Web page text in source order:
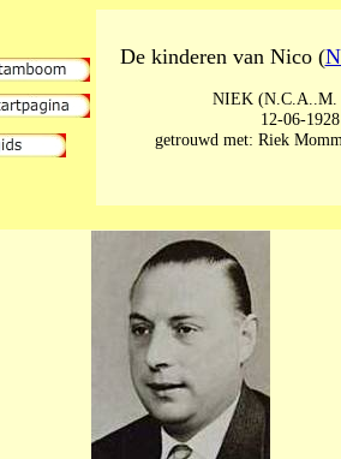
De kinderen van Nico (
NIEK (N.C.A..M.
12-06-
getrouwd met: Riek